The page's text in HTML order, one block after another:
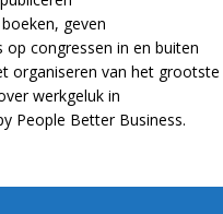
boeken, geven
op congressen in en buiten
organiseren van het grootste
werkgeluk in
People Better Business.